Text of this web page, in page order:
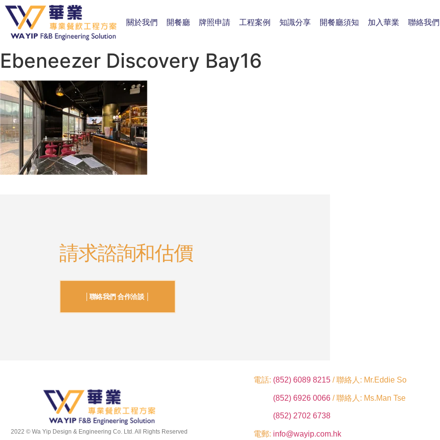
關於我們 開餐廳 牌照申請 工程案例 知識分享 開餐廳須知 加入華業 聯絡我們
Ebeneezer Discovery Bay16
請求諮詢和估價
│聯絡我們 合作洽談 │
2022 © Wa Yip Design & Engineering Co. Ltd. All Rights Reserved
電話: (852) 6089 8215 / 聯絡人: Mr.Eddie So
(852) 6926 0066/ 聯絡人: Ms.Man Tse
(852) 2702 6738
電郵: info@wayip.com.hk